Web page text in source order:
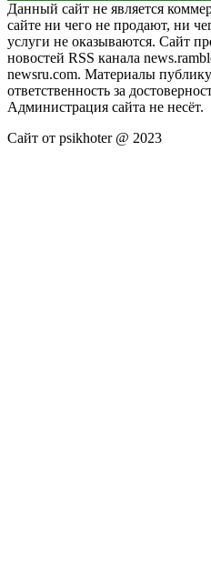
Данный сайт не является
сайте ни чего не продают, ни
услуги не оказываются. Сайт
новостей RSS канала
newsru.com. Материалы
ответственность за
Администрация сайта не несёт.
Сайт от psikhoter @ 2023